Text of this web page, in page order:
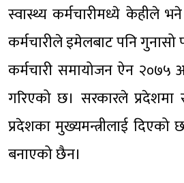
स्वास्थ्य कर्मचारीमध्ये केहीले
कर्मचारीले इमेलबाट पनि
कर्मचारी समायोजन ऐन २०७५
गरिएको छ। सरकारले
प्रदेशका मुख्यमन्त्रीलाई
बनाएको छैन।